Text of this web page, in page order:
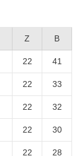
Z B
22 41
22 33
22 32
22 30
22 28